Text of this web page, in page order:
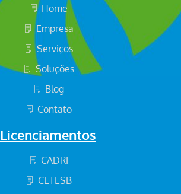
Home
Empresa
Serviços
Soluções
Blog
Contato
Licenciamentos
CADRI
CETESB